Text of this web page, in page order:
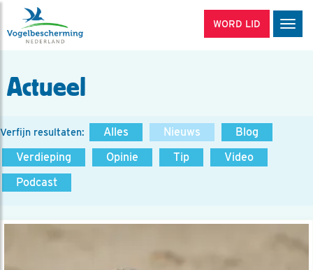
WORD LID
Actueel
Verfijn resultaten: Alles Nieuws
Blog
Verdieping
Opinie Tip
Video
Podcast